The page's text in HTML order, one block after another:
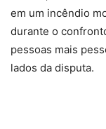
em um incêndio
durante o
pessoas mais
lados da disputa.